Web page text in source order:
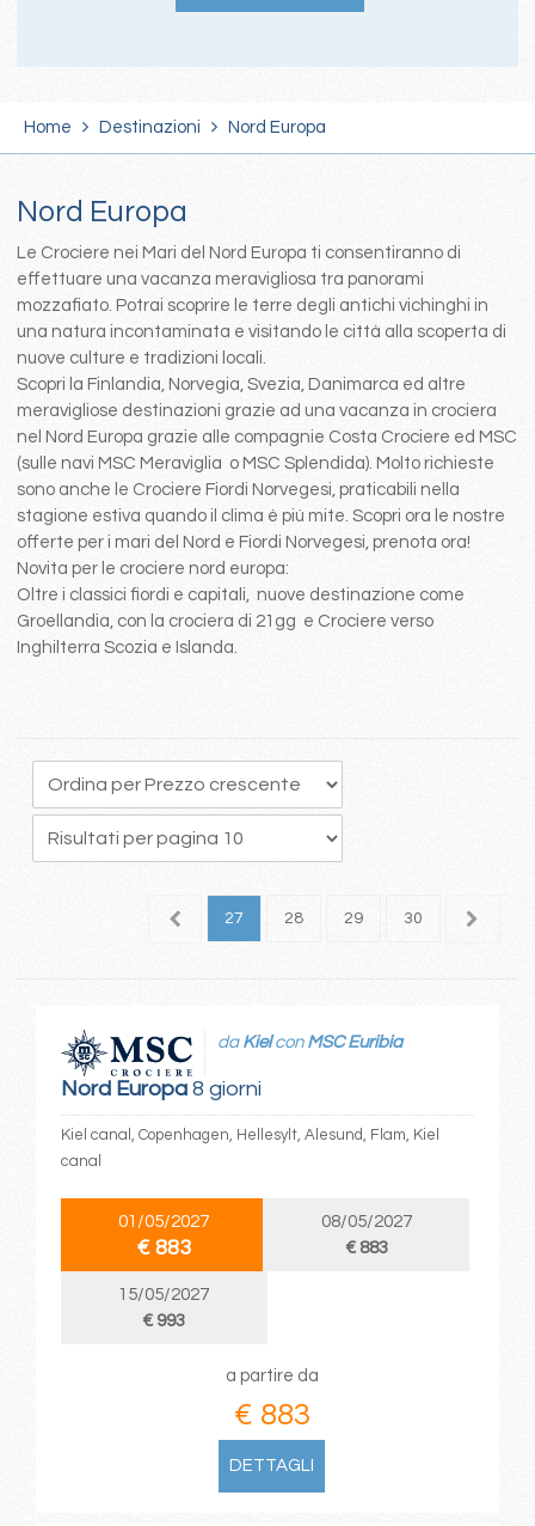
Home Destinazioni Nord Europa
Nord Europa
Le Crociere nei Mari del Nord Europa ti consentiranno di
effettuare una vacanza meravigliosa tra panorami
mozzafiato. Potrai scoprire le terre degli antichi vichinghi in
una natura incontaminata e visitando le città alla scoperta di
nuove culture e tradizioni locali.
Scopri la Finlandia, Norvegia, Svezia, Danimarca ed altre
meravigliose destinazioni grazie ad una vacanza in crociera
nel Nord Europa grazie alle compagnie Costa Crociere ed MSC
(sulle navi MSC Meraviglia o MSC Splendida). Molto richieste
sono anche le Crociere Fiordi Norvegesi, praticabili nella
stagione estiva quando il clima è più mite. Scopri ora le nostre
offerte per i mari del Nord e Fiordi Norvegesi, prenota ora!
Novita per le crociere nord europa:
Oltre i classici fiordi e capitali, nuove destinazione come
Groellandia, con la crociera di 21gg e Crociere verso
Inghilterra Scozia e Islanda.
26 27 28 29 30 31
Nord Europa8 giorni
da Kielcon MSC Euribia
Kiel canal, Copenhagen, Hellesylt, Alesund, Flam, Kiel
canal
01/05/2027
€ 883
08/05/2027
€ 883
15/05/2027
€ 993
a partire da
€ 883
DETTAGLI